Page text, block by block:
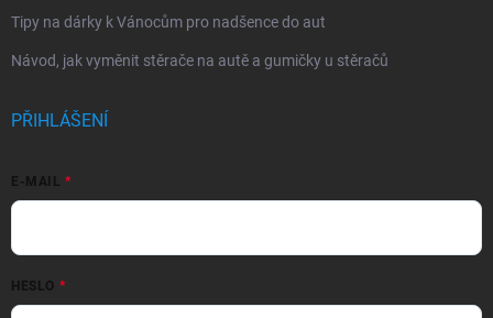
Tipy na dárky k Vánocům pro nadšence do aut
Návod, jak vyměnit stěrače na autě a gumičky u stěračů
PŘIHLÁŠENÍ
E-MAIL
HESLO